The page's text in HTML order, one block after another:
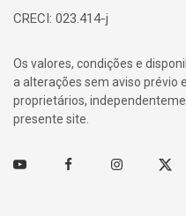
CRECI: 023.414-j
Os valores, condições e
a alterações sem aviso prévio
proprietários,
presente site.
Youtube FacebookInstagram